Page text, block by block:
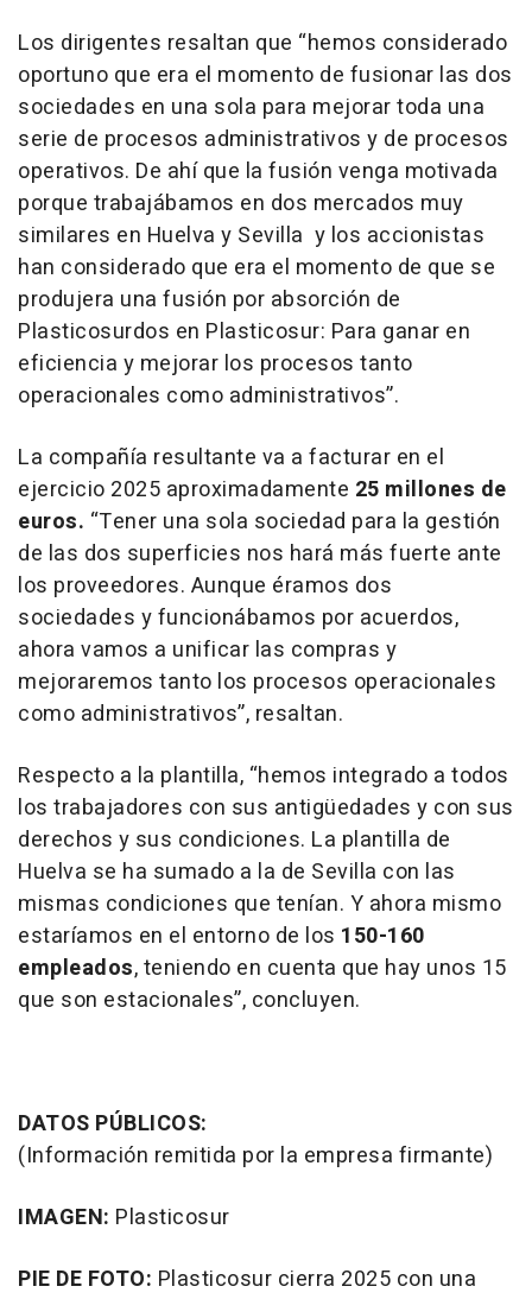
Los dirigentes resaltan que “hemos considerado
oportuno que era el momento de fusionar las dos
sociedades en una sola para mejorar toda una
serie de procesos administrativos y de procesos
operativos. De ahí que la fusión venga motivada
porque trabajábamos en dos mercados muy
similares en Huelva y Sevilla y los accionistas
han considerado que era el momento de que se
produjera una fusión por absorción de
Plasticosurdos en Plasticosur: Para ganar en
eficiencia y mejorar los procesos tanto
operacionales como administrativos”.
La compañía resultante va a facturar en el
ejercicio 2025 aproximadamente 25 millones de
euros. “Tener una sola sociedad para la gestión
de las dos superficies nos hará más fuerte ante
los proveedores. Aunque éramos dos
sociedades y funcionábamos por acuerdos,
ahora vamos a unificar las compras y
mejoraremos tanto los procesos operacionales
como administrativos”, resaltan.
Respecto a la plantilla, “hemos integrado a todos
los trabajadores con sus antigüedades y con sus
derechos y sus condiciones. La plantilla de
Huelva se ha sumado a la de Sevilla con las
mismas condiciones que tenían. Y ahora mismo
estaríamos en el entorno de los 150-160
empleados, teniendo en cuenta que hay unos 15
que son estacionales”, concluyen.
DATOS PÚBLICOS:
(Información remitida por la empresa firmante)
IMAGEN: Plasticosur
PIE DE FOTO: Plasticosur cierra 2025 con una